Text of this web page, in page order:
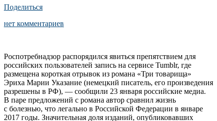
Поделиться
нет комментариев
Роспотребнадзор распорядился явиться препятствием для
российских пользователей запись на сервисе Tumblr, где
размещена короткая отрывок из романа «Три товарища»
Эриха Марии Указание (немецкий писатель, его произведения
разрешены в РФ), — сообщили 23 января российские медиа.
В паре предложений с романа автор сравнил жизнь
с болезнью, что легально в Российской Федерации в январе
2017 годы. Значительная доля изданий, опубликовавших